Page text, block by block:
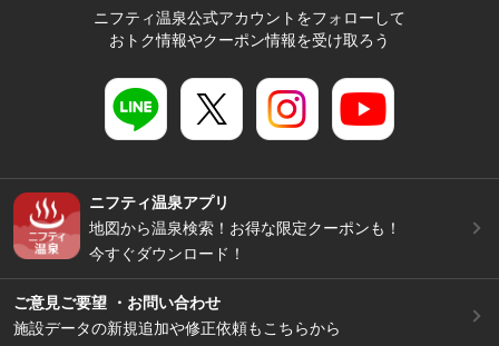
ニフティ温泉公式アカウントをフォローして
おトク情報やクーポン情報を受け取ろう
ニフティ温泉アプリ
地図から温泉検索！お得な限定クーポンも！
今すぐダウンロード！
ご意見ご要望 ・お問い合わせ
施設データの新規追加や修正依頼もこちらから